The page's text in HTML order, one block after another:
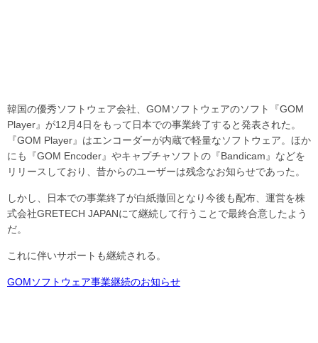
韓国の優秀ソフトウェア会社、GOMソフトウェアのソフト『GOM
Player』が12月4日をもって日本での事業終了すると発表された。
『GOM Player』はエンコーダーが内蔵で軽量なソフトウェア。ほか
にも『GOM Encoder』やキャプチャソフトの『Bandicam』などを
リリースしており、昔からのユーザーは残念なお知らせであった。
しかし、日本での事業終了が白紙撤回となり今後も配布、運営を株
式会社GRETECH JAPANにて継続して行うことで最終合意したよう
だ。
これに伴いサポートも継続される。
GOMソフトウェア事業継続のお知らせ